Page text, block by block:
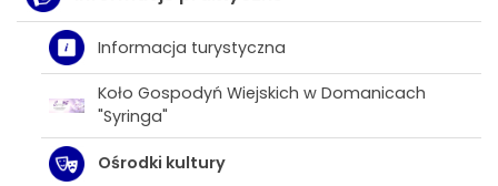
Informacja turystyczna
Koło Gospodyń Wiejskich w Domanicach
"Syringa"
Ośrodki kultury